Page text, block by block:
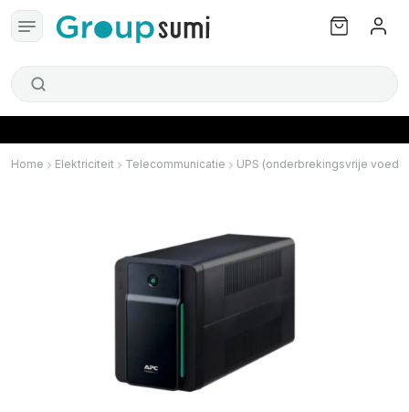
Home Elektriciteit Telecommunicatie UPS (onderbrekingsvrije